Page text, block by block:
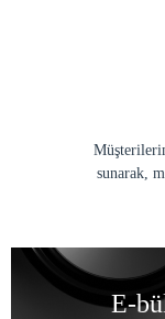
sunarak,
E-